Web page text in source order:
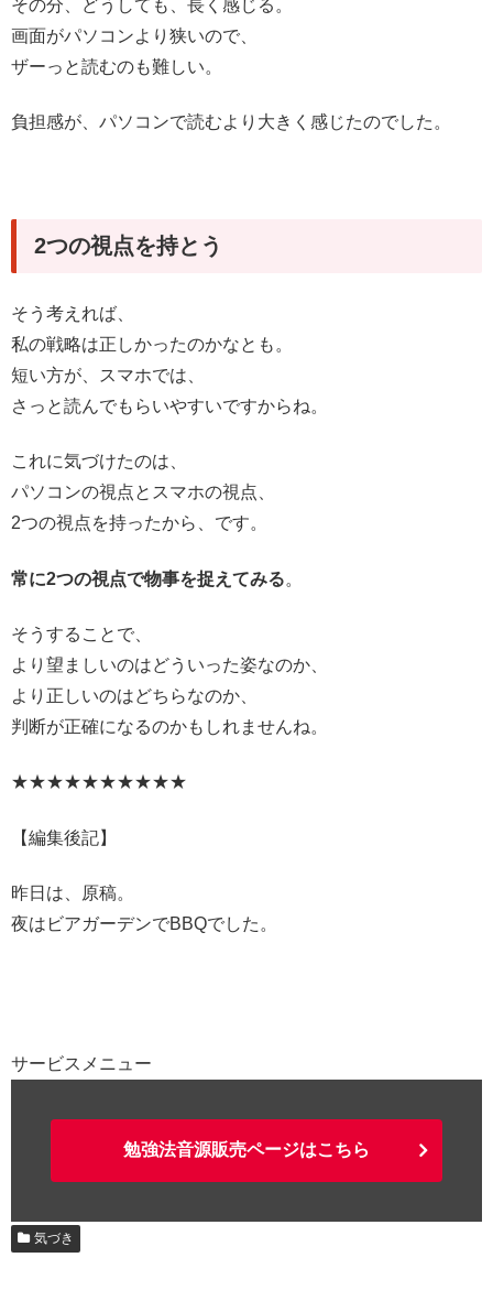
その分、どうしても、長く感じる。
画面がパソコンより狭いので、
ザーっと読むのも難しい。
負担感が、パソコンで読むより大きく感じたのでした。
2つの視点を持とう
そう考えれば、
私の戦略は正しかったのかなとも。
短い方が、スマホでは、
さっと読んでもらいやすいですからね。
これに気づけたのは、
パソコンの視点とスマホの視点、
2つの視点を持ったから、です。
常に2つの視点で物事を捉えてみる。
そうすることで、
より望ましいのはどういった姿なのか、
より正しいのはどちらなのか、
判断が正確になるのかもしれませんね。
★★★★★★★★★★
【編集後記】
昨日は、原稿。
夜はビアガーデンでBBQでした。
サービスメニュー
勉強法音源販売ページはこちら
気づき